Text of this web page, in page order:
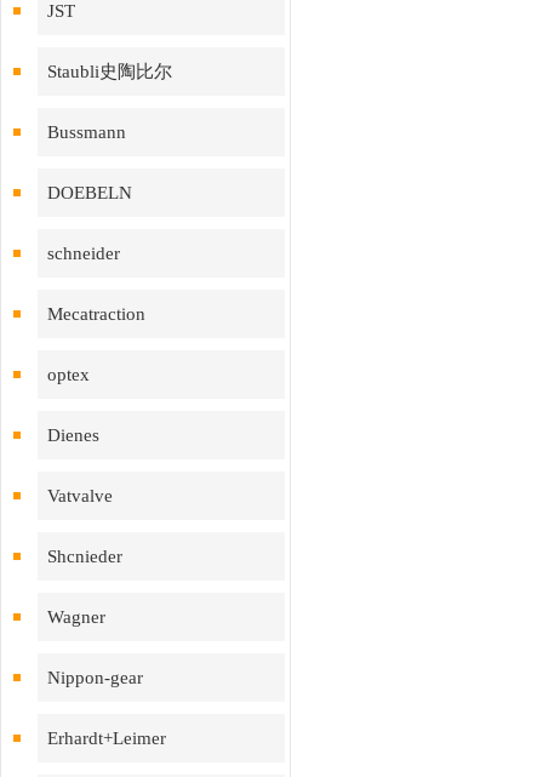
JST
Staubli史陶比尔
Bussmann
DOEBELN
schneider
Mecatraction
optex
Dienes
Vatvalve
Shcnieder
Wagner
Nippon-gear
Erhardt+Leimer